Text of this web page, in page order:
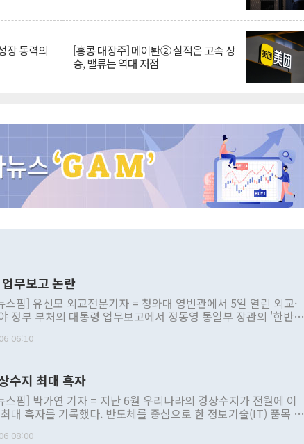
장 동력의 [홍콩 대장주] 메이퇀② 실적은 고속 상
승, 밸류는 역대 저점
무보고 논란
스핌] 유신모 외교전문기자 = 청와대 영빈관에서 5일 열린 외교·
정부 부처의 대통령 업무보고에서 정동영 통일부 장관의 '한반도
는 정부 내 조율을 거치지 않은 사안을 정책으로 추진하겠다고 공
망에 근거한 비현실적 구상'이라는 비판을 내놨다. 그동안 정 장
정책 관련 발언이 물의를 빚은 적은 여러 번 있지만 대통령과 유
관이 공개적으로 부정적 입장을 표명한 것은 이례적이다. 정 장
한 대북 접근법과 월권을 제어해야 한다는 목소리도 높아지고 있
06:10
수지 최대 흑자
스핌] 박가연 기자 = 지난 6월 우리나라의 경상수지가 전월에 이
대 흑자를 기록했다. 반도체를 중심으로 한 정보기술(IT) 품목 수
6월 국제수지(잠정)'에 따르
08:00